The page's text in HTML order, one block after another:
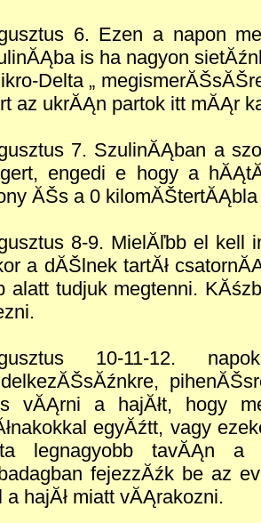
6. Ezen a napon
is ha nagyon
Delta „
az ukrĂĄn partok itt mĂĄr
7. SzulinĂĄban a
engedi e hogy a
ĂŠs a 0
8-9. MielĂľbb el kell
a dĂŠlnek tartĂł
alatt tudjuk megtenni.
10-11-12.
vĂĄrni a hajĂłt, hogy
egyĂźtt, vagy
legnagyobb tavĂĄn a
fejezzĂźk be az
a hajĂł miatt vĂĄrakozni.